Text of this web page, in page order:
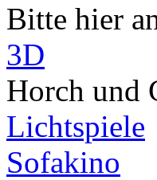
Bitte hier
3D
Horch und
Lichtspiele
Sofakino